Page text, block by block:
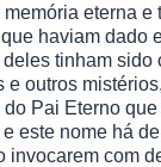
eterna e
haviam dado
tinham sido
e outros
Pai Eterno
este nome há
invocarem com